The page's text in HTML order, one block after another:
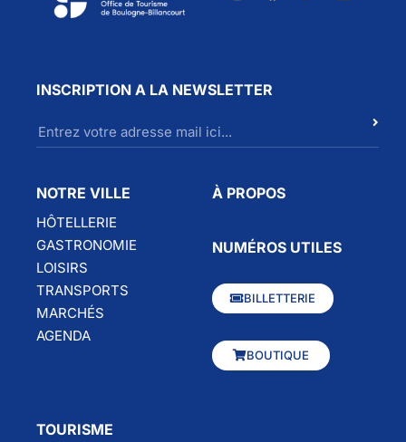
INSCRIPTION A LA NEWSLETTER
NOTRE VILLE
HÔTELLERIE
GASTRONOMIE
LOISIRS
TRANSPORTS
MARCHÉS
AGENDA
À PROPOS
NUMÉROS UTILES
BILLETTERIE
BOUTIQUE
TOURISME